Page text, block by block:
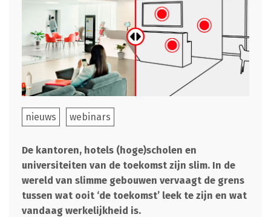
nieuws webinars
De kantoren, hotels (hoge)scholen en
universiteiten van de toekomst zijn slim. In de
wereld van slimme gebouwen vervaagt de grens
tussen wat ooit ‘de toekomst’ leek te zijn en wat
vandaag werkelijkheid is.